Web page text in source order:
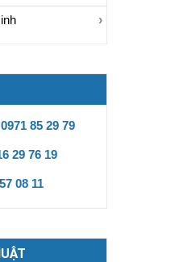
85 29 79
29 76 19
08 11